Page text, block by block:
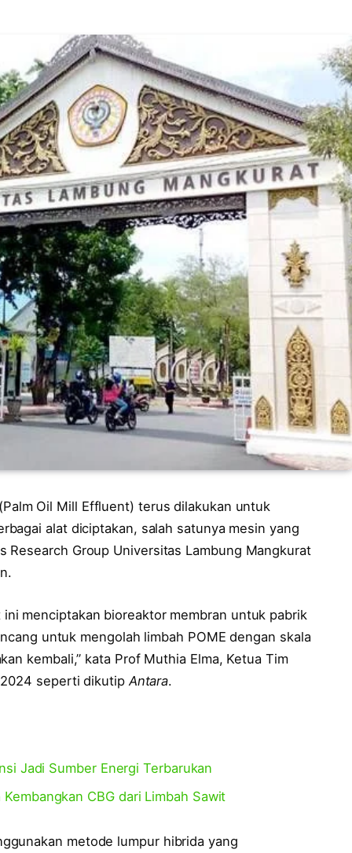
Oil Mill Effluent) terus dilakukan untuk
alat diciptakan, salah satunya mesin yang
Research Group Universitas Lambung Mangkurat
menciptakan bioreaktor membran untuk pabrik
untuk mengolah limbah POME dengan skala
kembali,” kata Prof Muthia Elma, Ketua Tim
2024 seperti dikutip Antara.
Jadi Sumber Energi Terbarukan
CBG dari Limbah Sawit
metode lumpur hibrida yang